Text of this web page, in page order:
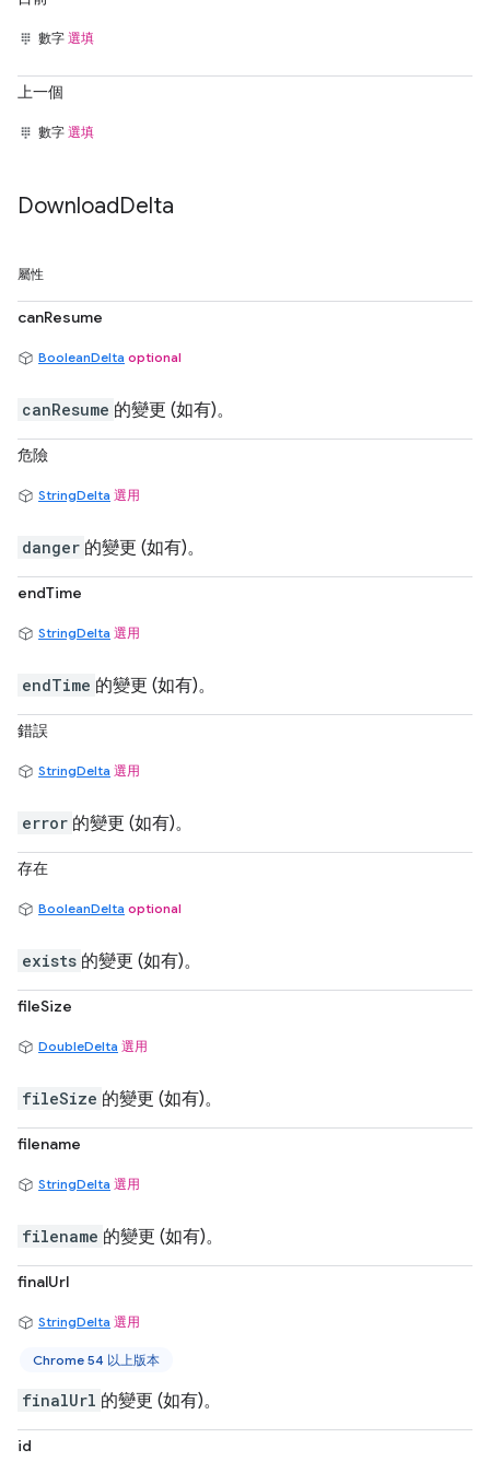
數字 選填
上一個
數字 選填
DownloadDelta
屬性
canResume
BooleanDelta optional
canResume 的變更 (如有)。
危險
StringDelta 選用
danger 的變更 (如有)。
endTime
StringDelta 選用
endTime 的變更 (如有)。
錯誤
StringDelta 選用
error 的變更 (如有)。
存在
BooleanDelta optional
exists 的變更 (如有)。
fileSize
DoubleDelta 選用
fileSize 的變更 (如有)。
filename
StringDelta 選用
filename 的變更 (如有)。
finalUrl
StringDelta 選用
Chrome 54 以上版本
finalUrl 的變更 (如有)。
id